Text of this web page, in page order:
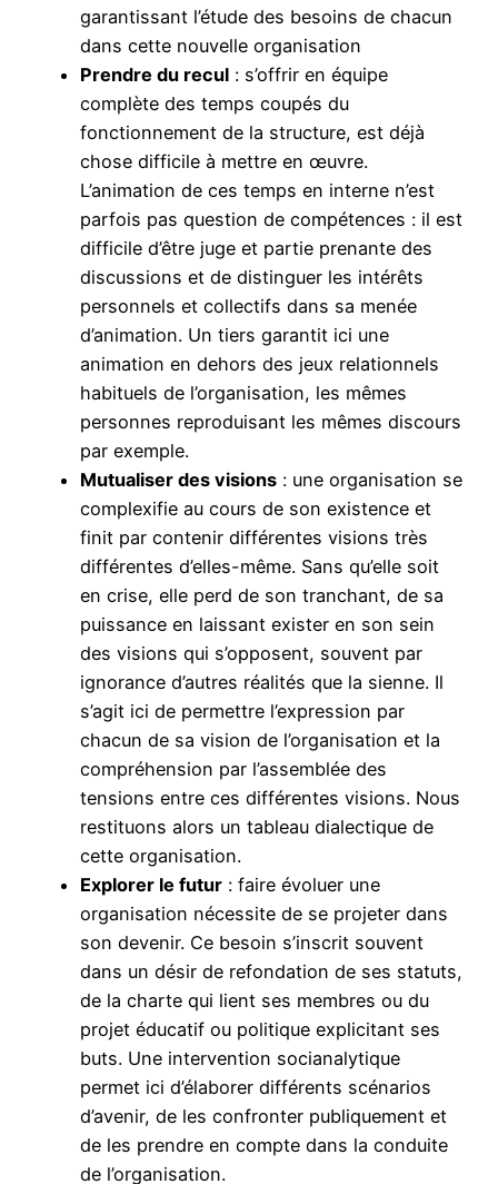
garantissant l’étude des besoins de chacun
dans cette nouvelle organisation
Prendre du recul : s’offrir en équipe
complète des temps coupés du
fonctionnement de la structure, est déjà
chose difficile à mettre en œuvre.
L’animation de ces temps en interne n’est
parfois pas question de compétences : il est
difficile d’être juge et partie prenante des
discussions et de distinguer les intérêts
personnels et collectifs dans sa menée
d’animation. Un tiers garantit ici une
animation en dehors des jeux relationnels
habituels de l’organisation, les mêmes
personnes reproduisant les mêmes discours
par exemple.
Mutualiser des visions : une organisation se
complexifie au cours de son existence et
finit par contenir différentes visions très
différentes d’elles-même. Sans qu’elle soit
en crise, elle perd de son tranchant, de sa
puissance en laissant exister en son sein
des visions qui s’opposent, souvent par
ignorance d’autres réalités que la sienne. Il
s’agit ici de permettre l’expression par
chacun de sa vision de l’organisation et la
compréhension par l’assemblée des
tensions entre ces différentes visions. Nous
restituons alors un tableau dialectique de
cette organisation.
Explorer le futur : faire évoluer une
organisation nécessite de se projeter dans
son devenir. Ce besoin s’inscrit souvent
dans un désir de refondation de ses statuts,
de la charte qui lient ses membres ou du
projet éducatif ou politique explicitant ses
buts. Une intervention socianalytique
permet ici d’élaborer différents scénarios
d’avenir, de les confronter publiquement et
de les prendre en compte dans la conduite
de l’organisation.